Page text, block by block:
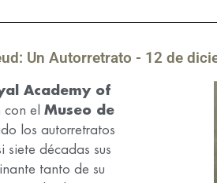
Un Autorretrato - 12 de
Academy of
el Museo de
los autorretratos
siete décadas sus
tanto de su